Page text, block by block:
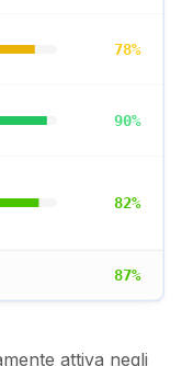
78%
90%
82%
87%
attiva negli